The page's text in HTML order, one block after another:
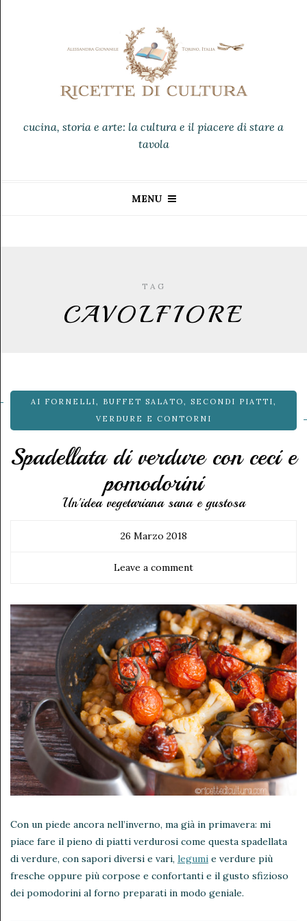
cucina, storia e arte: la cultura e il piacere di stare a
tavola
MENU
TAG
CAVOLFIORE
AI FORNELLI , BUFFET SALATO , SECONDI PIATTI ,
VERDURE E CONTORNI
Spadellata di verdure con ceci e
pomodorini
Un'idea vegetariana sana e gustosa
26 Marzo 2018
Leave a comment
Con un piede ancora nell’inverno, ma già in primavera: mi
piace fare il pieno di piatti verdurosi come questa spadellata
di verdure, con sapori diversi e vari, legumi e verdure più
fresche oppure più corpose e confortanti e il gusto sfizioso
dei pomodorini al forno preparati in modo geniale.